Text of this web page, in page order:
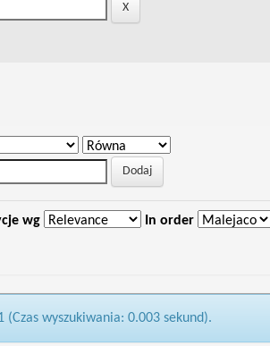
wg In order
(Czas wyszukiwania: 0.003 sekund).